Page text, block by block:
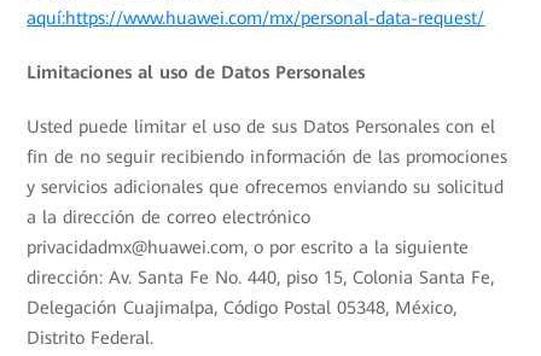
aquí:https://www.huawei.com/mx/personal-data-request/
Limitaciones al uso de Datos Personales
Usted puede limitar el uso de sus Datos Personales con el
fin de no seguir recibiendo información de las promociones
y servicios adicionales que ofrecemos enviando su solicitud
a la dirección de correo electrónico
privacidadmx@huawei.com, o por escrito a la siguiente
dirección: Av. Santa Fe No. 440, piso 15, Colonia Santa Fe,
Delegación Cuajimalpa, Código Postal 05348, México,
Distrito Federal.